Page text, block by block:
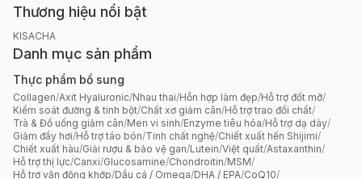
Thương hiệu nổi bật
KISACHA
Danh mục sản phẩm
Thực phẩm bổ sung
Collagen/Axit Hyaluronic/Nhau thai/Hỗn hợp làm đẹp/Hỗ trợ đốt mỡ/
Kiểm soát đường & tinh bột/Chất xơ giảm cân/Hỗ trợ trao đổi chất/
Trà & Đồ uống giảm cân/Men vi sinh/Enzyme tiêu hóa/Hỗ trợ dạ dày/
Giảm đầy hơi/Hỗ trợ táo bón/Tinh chất nghệ/Chiết xuất hến Shijimi/
Chiết xuất hàu/Giải rượu & bảo vệ gan/Lutein/Việt quất/Astaxanthin/
Hỗ trợ thị lực/Canxi/Glucosamine/Chondroitin/MSM/
Hỗ trợ vận động khớp/Dầu cá / Omega/DHA / EPA/CoQ10/